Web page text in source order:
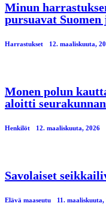
Minun
pursuavat
Harrastukset 12. maaliskuuta,
Monen polun
aloitti
Henkilöt 12. maaliskuuta, 2026
Savolaiset
Elävä maaseutu 11. maaliskuuta,